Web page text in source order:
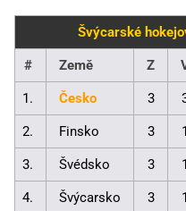
Švýcarské
# Země Z
1. Česko 3
2. Finsko 3 1
3. Švédsko 3 1
4. Švýcarsko 3 1